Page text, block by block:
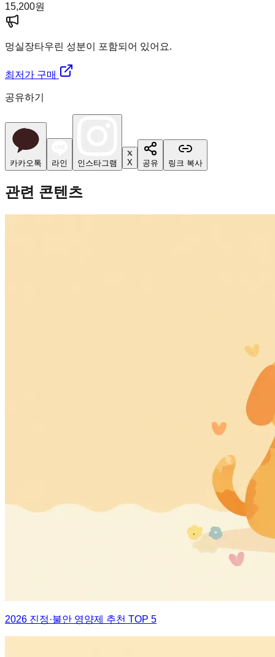
15,200원
멍실장타우린 성분이 포함되어 있어요.
최저가 구매
공유하기
카카오톡 라인 인스타그램 X 공유 링크 복사
관련 콘텐츠
2026 진정·불안 영양제 추천 TOP 5